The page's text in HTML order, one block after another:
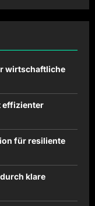
wirtschaftliche
effizienter
für resiliente
klare